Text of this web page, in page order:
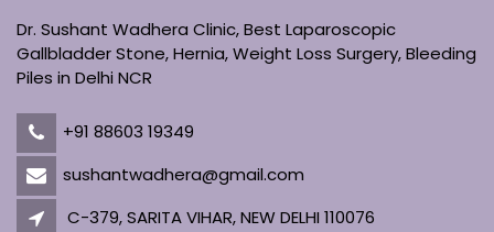
Dr. Sushant Wadhera Clinic, Best Laparoscopic
Gallbladder Stone, Hernia, Weight Loss Surgery, Bleeding
Piles in Delhi NCR
+91 88603 19349
sushantwadhera@gmail.com
C-379, SARITA VIHAR, NEW DELHI 110076